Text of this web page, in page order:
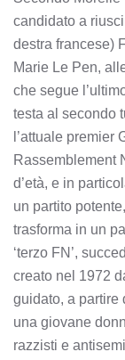
candidato a
destra francese)
Marie Le Pen,
che segue
testa al secondo
l’attuale premier
Rassemblement
d’età, e in
un partito
trasforma in un
‘terzo FN’,
creato nel 1972
guidato, a partire
una giovane
razzisti e